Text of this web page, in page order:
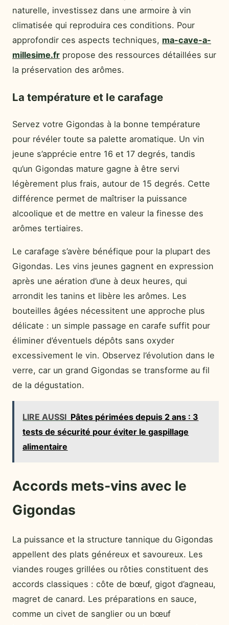
naturelle, investissez dans une armoire à vin
climatisée qui reproduira ces conditions. Pour
approfondir ces aspects techniques, ma-cave-a-
millesime.fr propose des ressources détaillées sur
la préservation des arômes.
La température et le carafage
Servez votre Gigondas à la bonne température
pour révéler toute sa palette aromatique. Un vin
jeune s’apprécie entre 16 et 17 degrés, tandis
qu’un Gigondas mature gagne à être servi
légèrement plus frais, autour de 15 degrés. Cette
différence permet de maîtriser la puissance
alcoolique et de mettre en valeur la finesse des
arômes tertiaires.
Le carafage s’avère bénéfique pour la plupart des
Gigondas. Les vins jeunes gagnent en expression
après une aération d’une à deux heures, qui
arrondit les tanins et libère les arômes. Les
bouteilles âgées nécessitent une approche plus
délicate : un simple passage en carafe suffit pour
éliminer d’éventuels dépôts sans oxyder
excessivement le vin. Observez l’évolution dans le
verre, car un grand Gigondas se transforme au fil
de la dégustation.
LIRE AUSSI Pâtes périmées depuis 2 ans : 3
tests de sécurité pour éviter le gaspillage
alimentaire
Accords mets-vins avec le
Gigondas
La puissance et la structure tannique du Gigondas
appellent des plats généreux et savoureux. Les
viandes rouges grillées ou rôties constituent des
accords classiques : côte de bœuf, gigot d’agneau,
magret de canard. Les préparations en sauce,
comme un civet de sanglier ou un bœuf